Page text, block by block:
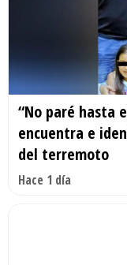
“No paré hasta
encuentra e
del terremoto
Hace 1 día